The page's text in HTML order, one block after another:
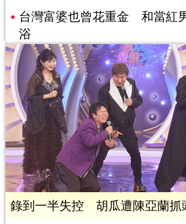
台灣富婆也曾花重金 和當紅
浴
錄到一半失控 胡瓜遭陳亞蘭抓